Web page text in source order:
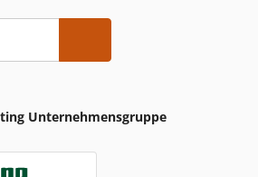
Unternehmensgruppe